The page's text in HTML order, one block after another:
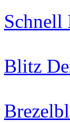
Schnell
Blitz